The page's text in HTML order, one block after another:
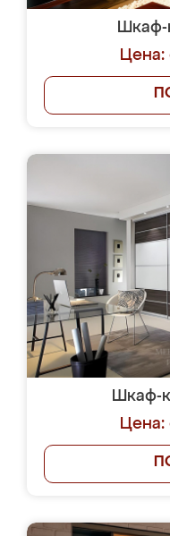
Шкаф-
Цена:
Шкаф-
Цена: